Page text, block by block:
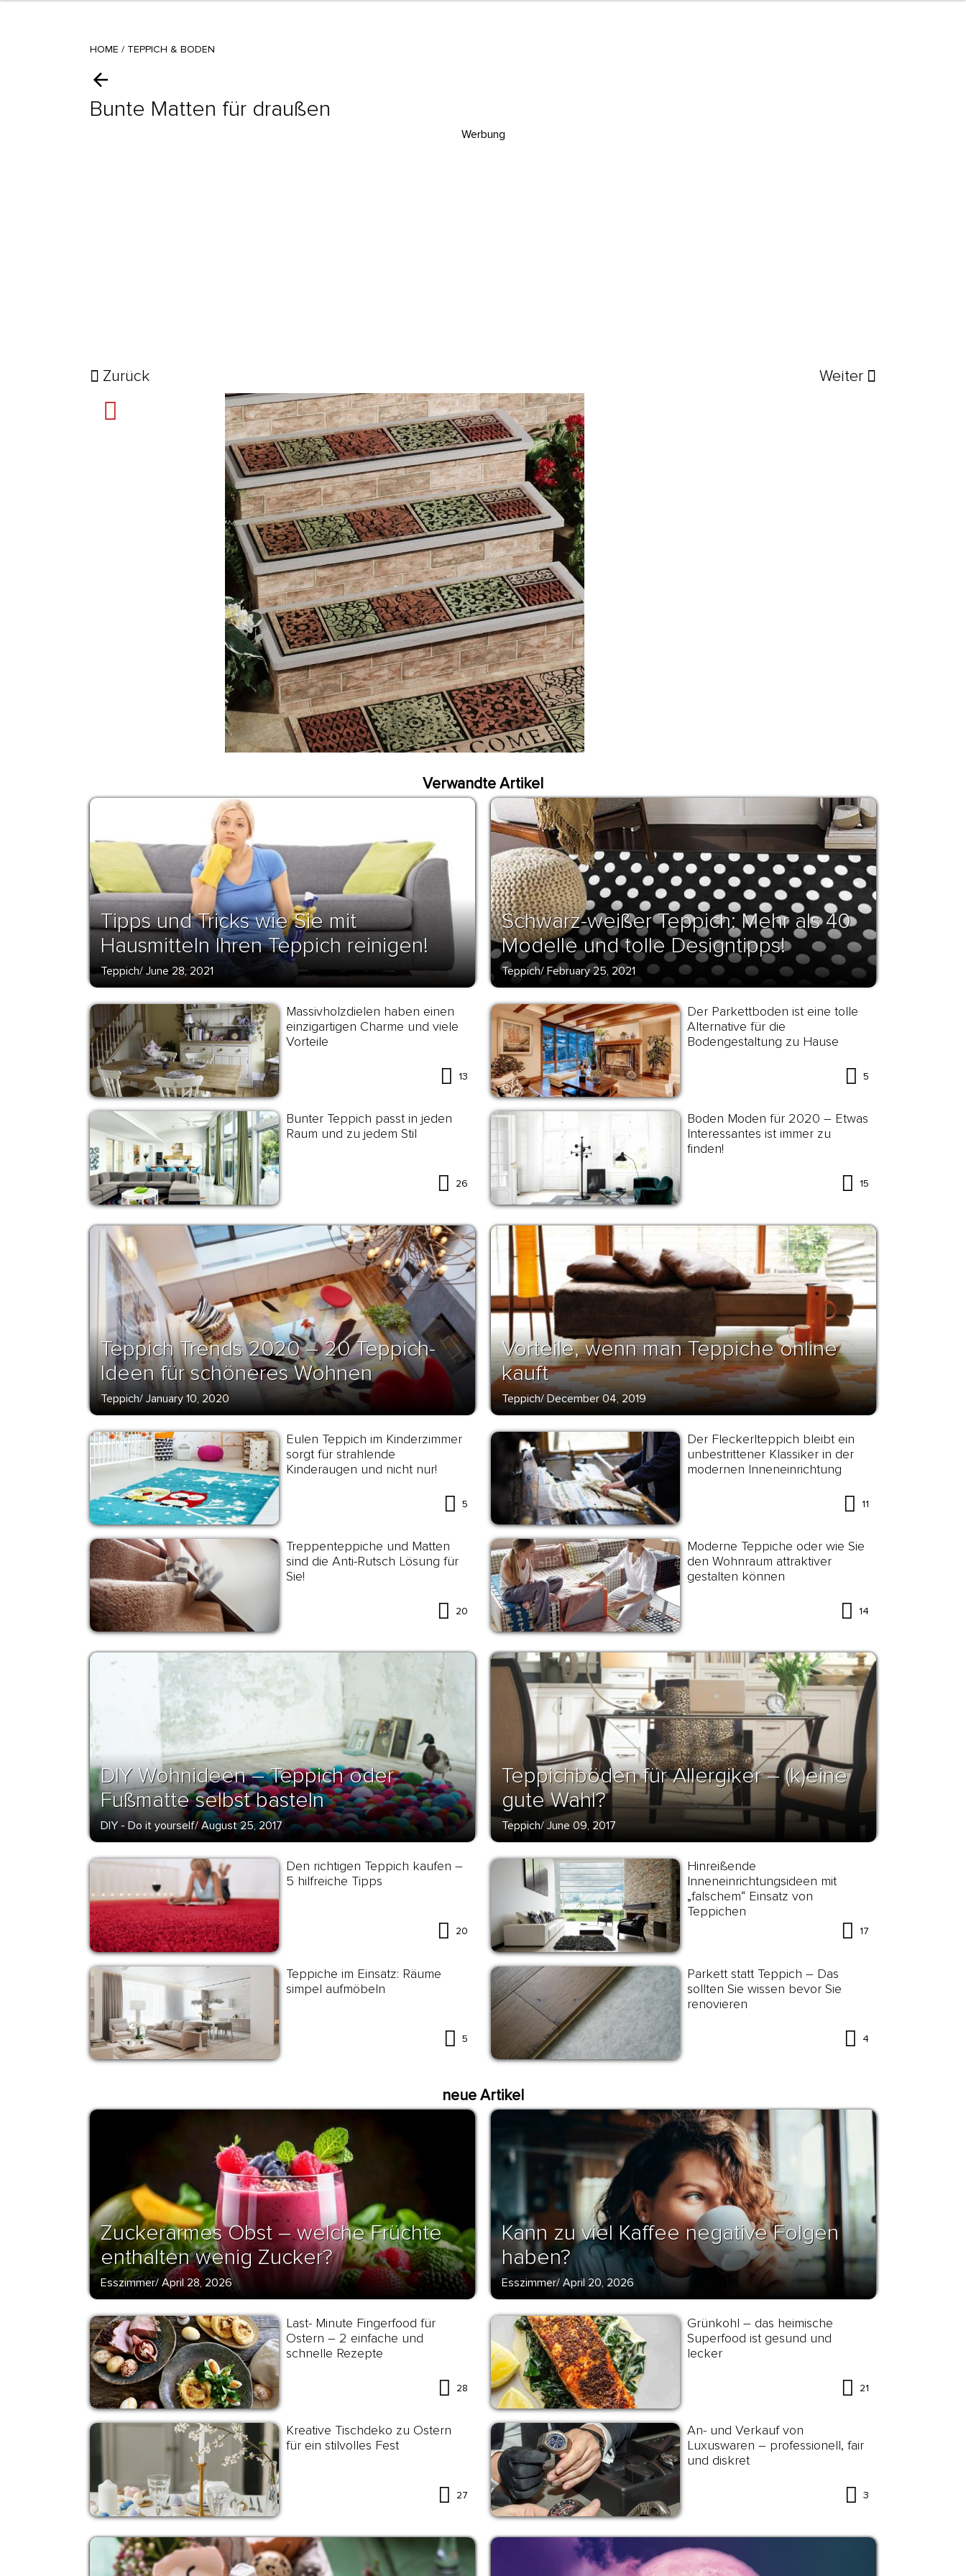
HOME / TEPPICH & BODEN
Bunte Matten für draußen
Werbung
Zurück Weiter
Verwandte Artikel
Tipps und Tricks wie Sie mit
Hausmitteln Ihren Teppich reinigen!
Teppich/June 28, 2021
Schwarz-weißer Teppich: Mehr als 40
Modelle und tolle Designtipps!
Teppich/February 25, 2021
Massivholzdielen haben einen
einzigartigen Charme und viele
Vorteile
13
Der Parkettboden ist eine tolle
Alternative für die
Bodengestaltung zu Hause
5
Bunter Teppich passt in jeden
Raum und zu jedem Stil
26
Boden Moden für 2020 – Etwas
Interessantes ist immer zu
finden!
15
Teppich Trends 2020 – 20 Teppich-
Ideen für schöneres Wohnen
Teppich/ January 10, 2020
Vorteile, wenn man Teppiche online
kauft
Teppich/December 04, 2019
Eulen Teppich im Kinderzimmer
sorgt für strahlende
Kinderaugen und nicht nur!
5
Der Fleckerlteppich bleibt ein
unbestrittener Klassiker in der
modernen Inneneinrichtung
11
Treppenteppiche und Matten
sind die Anti-Rutsch Lösung für
Sie!
20
Moderne Teppiche oder wie Sie
den Wohnraum attraktiver
gestalten können
14
DIY Wohnideen – Teppich oder
Fußmatte selbst basteln
DIY - Do it yourself/August 25, 2017
Teppichböden für Allergiker – (k)eine
gute Wahl?
Teppich/ June 09, 2017
Den richtigen Teppich kaufen –
5 hilfreiche Tipps
20
Hinreißende
Inneneinrichtungsideen mit
„falschem“ Einsatz von
Teppichen
17
Teppiche im Einsatz: Räume
simpel aufmöbeln
5
Parkett statt Teppich – Das
sollten Sie wissen bevor Sie
renovieren
4
neue Artikel
Zuckerarmes Obst – welche Früchte
enthalten wenig Zucker?
Esszimmer/ April 28, 2026
Kann zu viel Kaffee negative Folgen
haben?
Esszimmer/ April 20, 2026
Last- Minute Fingerfood für
Ostern – 2 einfache und
schnelle Rezepte
28
Grünkohl – das heimische
Superfood ist gesund und
lecker
21
Kreative Tischdeko zu Ostern
für ein stilvolles Fest
27
An- und Verkauf von
Luxuswaren – professionell, fair
und diskret
3